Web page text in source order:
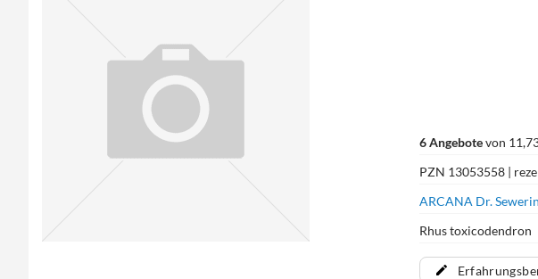
6 Angebotevon
PZN 13053558 |
ARCANA Dr.
Rhus toxicodendron